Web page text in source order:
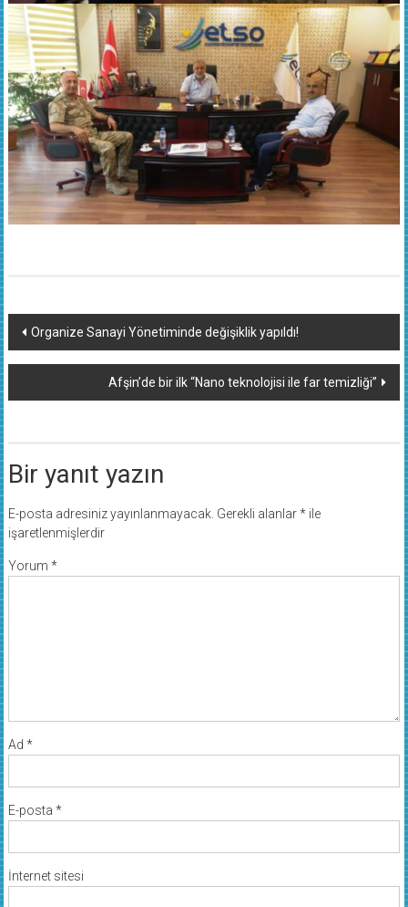
Yazı
dolaşımı
Organize Sanayi Yönetiminde değişiklik yapıldı!
Afşin’de bir ilk “Nano teknolojisi ile far temizliği”
Bir yanıt yazın
E-posta adresiniz yayınlanmayacak. Gerekli alanlar
ile
işaretlenmişlerdir
Yorum*
Ad*
E-posta*
İnternet sitesi